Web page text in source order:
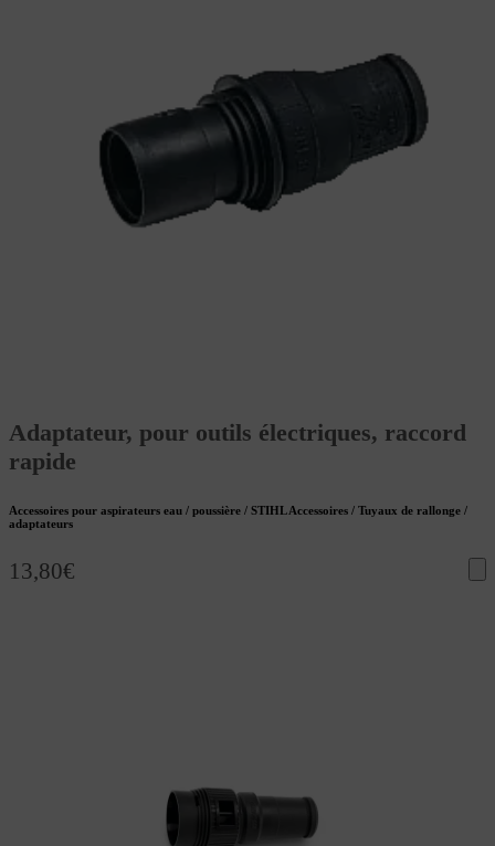
Adaptateur, pour outils électriques, raccord
rapide
Accessoires pour aspirateurs eau / poussière / STIHL Accessoires / Tuyaux de rallonge /
adaptateurs
13,80€